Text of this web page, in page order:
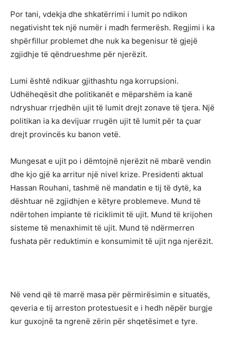
Por tani, vdekja dhe shkatërrimi i lumit po ndikon
negativisht tek një numër i madh fermerësh. Regjimi i ka
shpërfillur problemet dhe nuk ka begenisur të gjejë
zgjidhje të qëndrueshme për njerëzit.
Lumi është ndikuar gjithashtu nga korrupsioni.
Udhëheqësit dhe politikanët e mëparshëm ia kanë
ndryshuar rrjedhën ujit të lumit drejt zonave të tjera. Një
politikan ia ka devijuar rrugën ujit të lumit për ta çuar
drejt provincës ku banon vetë.
Mungesat e ujit po i dëmtojnë njerëzit në mbarë vendin
dhe kjo gjë ka arritur një nivel krize. Presidenti aktual
Hassan Rouhani, tashmë në mandatin e tij të dytë, ka
dështuar në zgjidhjen e këtyre problemeve. Mund të
ndërtohen impiante të riciklimit të ujit. Mund të krijohen
sisteme të menaxhimit të ujit. Mund të ndërmerren
fushata për reduktimin e konsumimit të ujit nga njerëzit.
Në vend që të marrë masa për përmirësimin e situatës,
qeveria e tij arreston protestuesit e i hedh nëpër burgje
kur guxojnë ta ngrenë zërin për shqetësimet e tyre.